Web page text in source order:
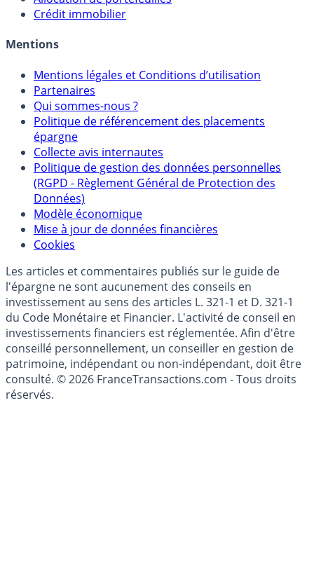
Sélecteur d'Unités de Compte
Crédit immobilier
Mentions
Mentions légales et Conditions d’utilisation
Partenaires
Qui sommes-nous ?
Politique de référencement des placements
épargne
Collecte avis internautes
Politique de gestion des données personnelles
(RGPD - Règlement Général de Protection des
Données)
Modèle économique
Cookies
Les articles et commentaires publiés sur le guide de
l'épargne ne sont aucunement des conseils en
investissement au sens des articles L. 321-1 et D. 321-1
du Code Monétaire et Financier. L'activité de conseil en
investissements financiers est réglementée. Afin d'être
conseillé personnellement, un conseiller en gestion de
patrimoine, indépendant ou non-indépendant, doit être